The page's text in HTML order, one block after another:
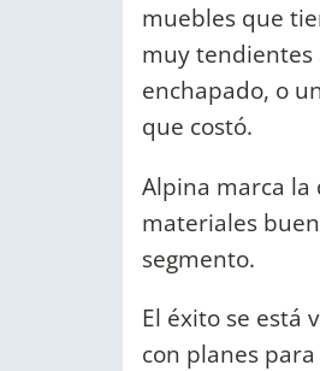
muebles que
muy tendientes
enchapado, o
que costó.
Alpina marca la
materiales
segmento.
El éxito se está
con planes